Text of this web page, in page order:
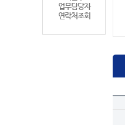
업무담당자
연락처조회